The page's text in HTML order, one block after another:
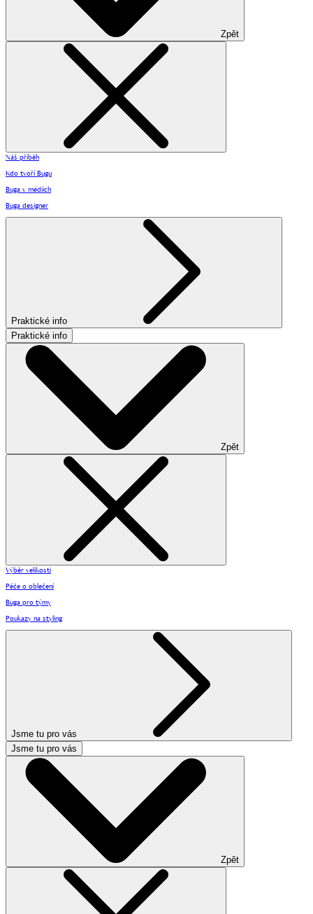
Zpět
Náš příběh
Kdo tvoří Bugu
Buga v médiích
Buga designer
Praktické info
Praktické info
Zpět
Výběr velikosti
Péče o oblečení
Buga pro týmy
Poukazy na styling
Jsme tu pro vás
Jsme tu pro vás
Zpět